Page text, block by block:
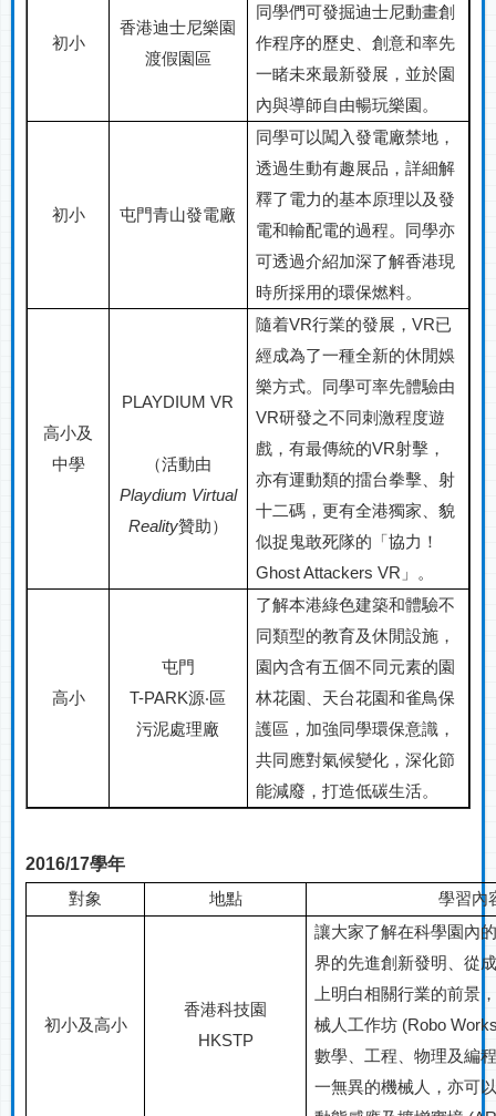
初小
香港迪士尼樂園
渡假園區
同學們可發掘迪士尼動畫創
作程序的歷史、創意和率先
一睹未來最新發展，並於園
內與導師自由暢玩樂園。
初小 屯門青山發電廠
同學可以闖入發電廠禁地，
透過生動有趣展品，詳細解
釋了電力的基本原理以及發
電和輸配電的過程。同學亦
可透過介紹加深了解香港現
時所採用的環保燃料。
高小及
中學
PLAYDIUM VR
（活動由
Playdium Virtual
Reality贊助）
隨着VR行業的發展，VR已
經成為了一種全新的休閒娛
樂方式。同學可率先體驗由
VR研發之不同刺激程度遊
戲，有最傳統的VR射擊，
亦有運動類的擂台拳擊、射
十二碼，更有全港獨家、貌
似捉鬼敢死隊的「協力！
Ghost Attackers VR 」。
高小
屯門
T-PARK源‧區
污泥處理廠
了解本港綠色建築和體驗不
同類型的教育及休閒設施，
園內含有五個不同元素的園
林花園、天台花園和雀鳥保
護區，加強同學環保意識，
共同應對氣候變化，深化節
能減廢，打造低碳生活。
2016/17學年
對象
地點 學習內
初小及高小
香港科技園
HKSTP
讓大家了解在科學園內
界的先進創新發明、從
上明白相關行業的前景
械人工作坊 (Robo
數學、工程、物理及編
一無異的機械人，亦可